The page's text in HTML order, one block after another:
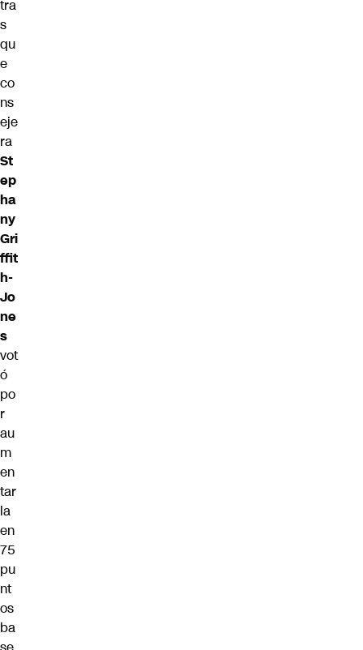
tra
s
qu
e
co
ns
eje
ra
St
ep
ha
ny
Gri
ffit
h-
Jo
ne
s
vot
ó
po
r
au
m
en
tar
la
en
75
pu
nt
os
ba